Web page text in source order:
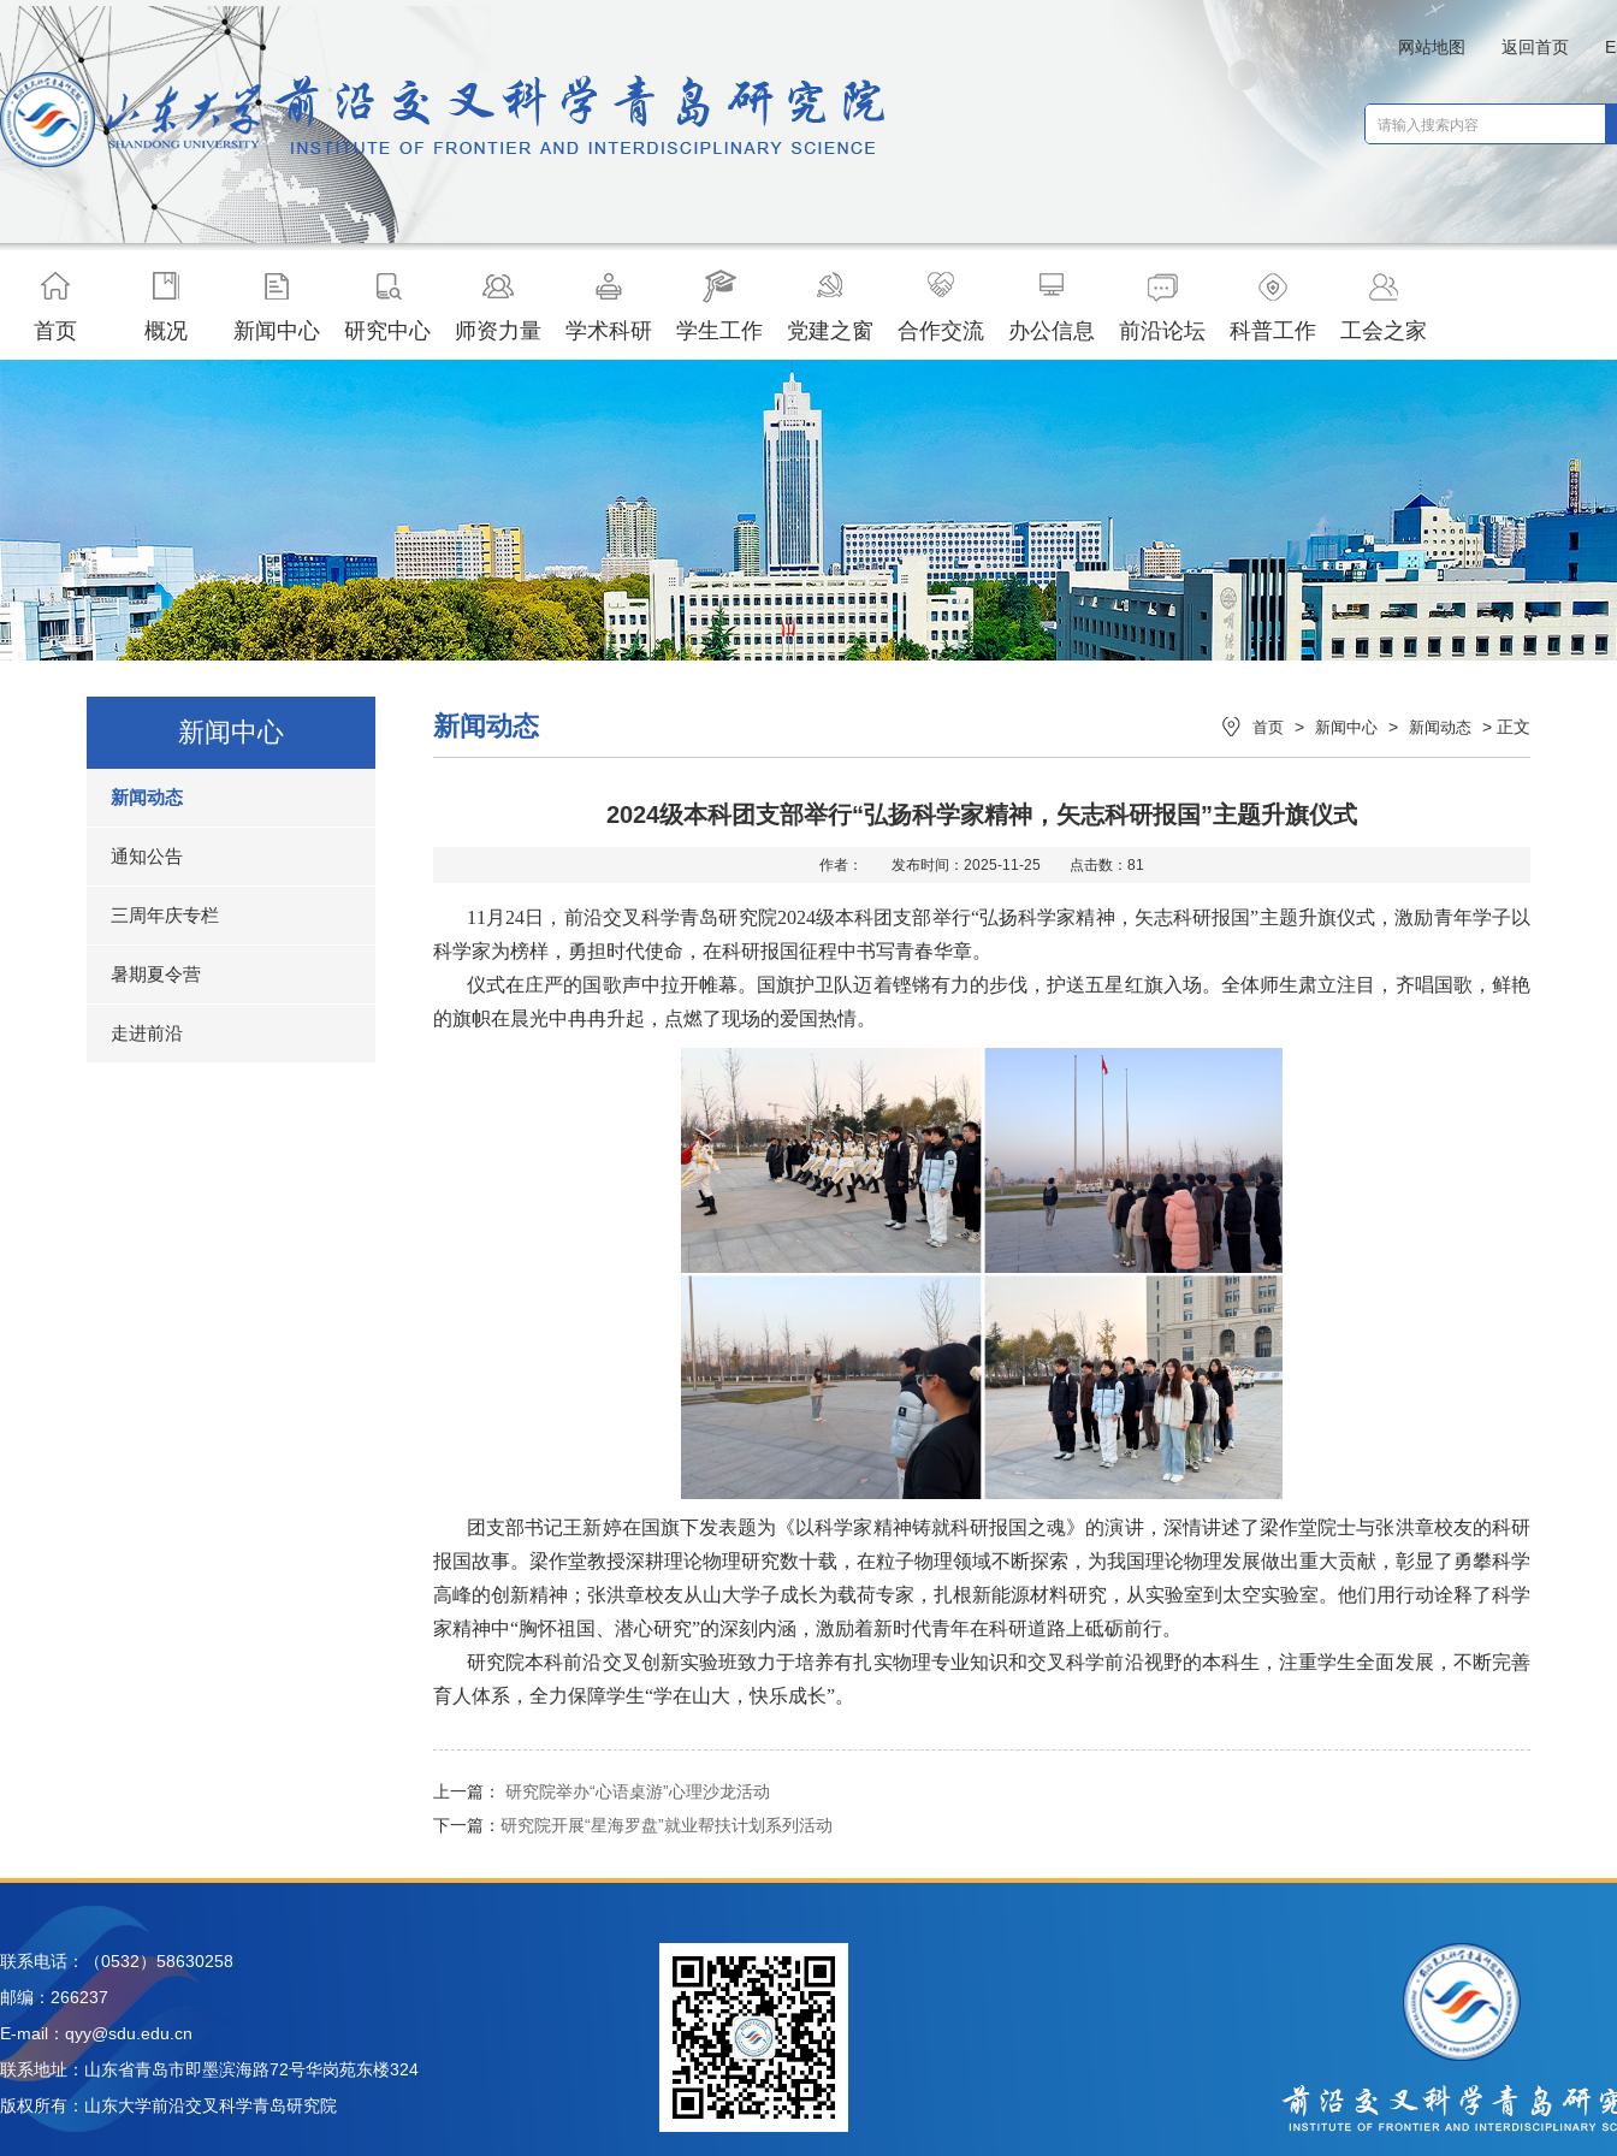
网站地图 返回首页
首页 概况 新闻中心 研究中心 师资力量 学术科研 学生工作 党建之窗 合作交流 办公信息 前沿论坛 科普工作 工会之家
新闻中心
新闻动态
通知公告
三周年庆专栏
暑期夏令营
走进前沿
新闻动态 首页 > 新闻中心 > 新闻动态 > 正文
2024级本科团支部举行“弘扬科学家精神，矢志科研报国”主题升旗仪式
作者： 发布时间：2025-11-25 点击数： 81
11月24日，前沿交叉科学青岛研究院2024级本科团支部举行“弘扬科学家精神，矢志科研报国”主题升旗仪式，激励青年学子以
科学家为榜样，勇担时代使命，在科研报国征程中书写青春华章。
仪式在庄严的国歌声中拉开帷幕。国旗护卫队迈着铿锵有力的步伐，护送五星红旗入场。全体师生肃立注目，齐唱国歌，鲜艳
的旗帜在晨光中冉冉升起，点燃了现场的爱国热情。
团支部书记王新婷在国旗下发表题为《以科学家精神铸就科研报国之魂》的演讲，深情讲述了梁作堂院士与张洪章校友的科研
报国故事。梁作堂教授深耕理论物理研究数十载，在粒子物理领域不断探索，为我国理论物理发展做出重大贡献，彰显了勇攀科学
高峰的创新精神；张洪章校友从山大学子成长为载荷专家，扎根新能源材料研究，从实验室到太空实验室。他们用行动诠释了科学
家精神中“胸怀祖国、潜心研究”的深刻内涵，激励着新时代青年在科研道路上砥砺前行。
研究院本科前沿交叉创新实验班致力于培养有扎实物理专业知识和交叉科学前沿视野的本科生，注重学生全面发展，不断完善
育人体系，全力保障学生“学在山大，快乐成长”。
上一篇： 研究院举办“心语桌游”心理沙龙活动
下一篇： 研究院开展“星海罗盘”就业帮扶计划系列活动
联系电话：（0532）58630258
邮编：266237
E-mail：qyy@sdu.edu.cn
联系地址：山东省青岛市即墨滨海路72号华岗苑东楼324
版权所有：山东大学前沿交叉科学青岛研究院